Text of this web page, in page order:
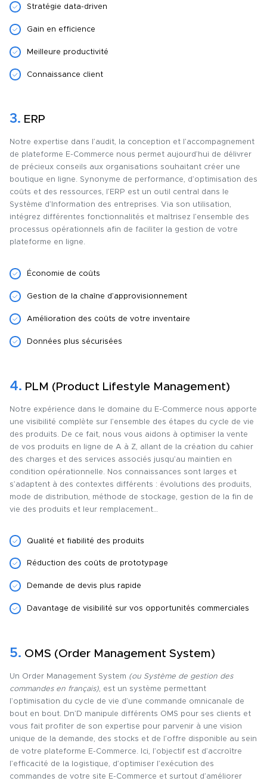
Stratégie data-driven
Gain en efficience
Meilleure productivité
Connaissance client
3. ERP
Notre expertise dans l’audit, la conception et l’accompagnement
de plateforme E-Commerce nous permet aujourd’hui de délivrer
de précieux conseils aux organisations souhaitant créer une
boutique en ligne. Synonyme de performance, d’optimisation des
coûts et des ressources, l’ERP est un outil central dans le
Système d’Information des entreprises. Via son utilisation,
intégrez différentes fonctionnalités et maîtrisez l’ensemble des
processus opérationnels afin de faciliter la gestion de votre
plateforme en ligne.
Économie de coûts
Gestion de la chaîne d’approvisionnement
Amélioration des coûts de votre inventaire
Données plus sécurisées
4. PLM (Product Lifestyle Management)
Notre expérience dans le domaine du E-Commerce nous apporte
une visibilité complète sur l’ensemble des étapes du cycle de vie
des produits. De ce fait, nous vous aidons à optimiser la vente
de vos produits en ligne de A à Z, allant de la création du cahier
des charges et des services associés jusqu’au maintien en
condition opérationnelle. Nos connaissances sont larges et
s’adaptent à des contextes différents : évolutions des produits,
mode de distribution, méthode de stockage, gestion de la fin de
vie des produits et leur remplacement…
Qualité et fiabilité des produits
Réduction des coûts de prototypage
Demande de devis plus rapide
Davantage de visibilité sur vos opportunités commerciales
5. OMS (Order Management System)
Un Order Management System (ou Système de gestion des
commandes en français), est un système permettant
l’optimisation du cycle de vie d’une commande omnicanale de
bout en bout. Dn’D manipule différents OMS pour ses clients et
vous fait profiter de son expertise pour parvenir à une vision
unique de la demande, des stocks et de l’offre disponible au sein
de votre plateforme E-Commerce. Ici, l’objectif est d’accroître
l’efficacité de la logistique, d’optimiser l’exécution des
commandes de votre site E-Commerce et surtout d’améliorer